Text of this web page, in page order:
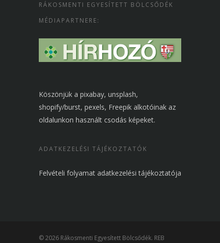
RÁKOSMENTI EGYESÍTETT BÖLCSŐDÉK
MÉDIAPARTNERE:
Köszönjük a pixabay, unsplash,
shopify/burst, pexels, Freepik alkotóinak az
oldalunkon használt csodás képeket.
ADATKEZELÉSI TÁJÉKOZTATÓK
Felvételi folyamat adatkezelési tájékoztatója
© 2026 Rákosmenti Egyesített Bölcsődék. REB